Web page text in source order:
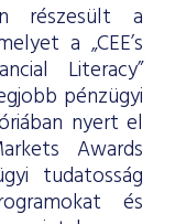
részesült a
a „CEE’s
Literacy”
pénzügyi
nyert el
Awards
tudatosság
és